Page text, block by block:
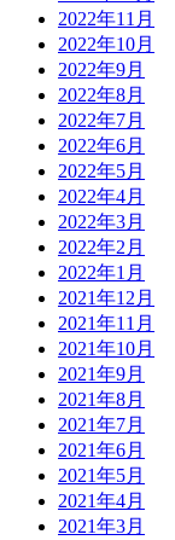
2022年11月
2022年10月
2022年9月
2022年8月
2022年7月
2022年6月
2022年5月
2022年4月
2022年3月
2022年2月
2022年1月
2021年12月
2021年11月
2021年10月
2021年9月
2021年8月
2021年7月
2021年6月
2021年5月
2021年4月
2021年3月